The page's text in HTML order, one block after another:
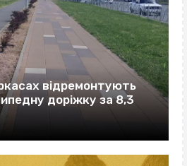
відремонтують
доріжку за 8,3